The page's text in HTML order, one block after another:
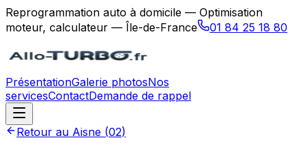
Reprogrammation auto à domicile — Optimisation
moteur, calculateur — Île-de-France
01 84 25 18 80
PrésentationGalerie photosNos
servicesContactDemande de rappel
Retour au Aisne (02)